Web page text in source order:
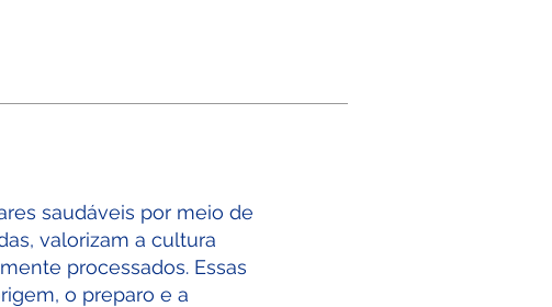
saudáveis por meio de
valorizam a cultura
processados. Essas
o preparo e a